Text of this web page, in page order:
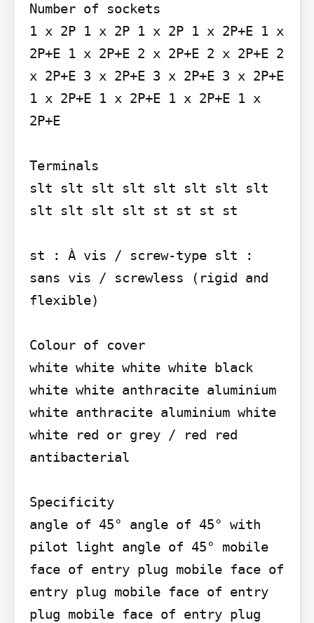
Number of sockets
1 x 2P 1 x 2P 1 x 2P 1 x 2P+E 1 x
2P+E 1 x 2P+E 2 x 2P+E 2 x 2P+E 2
x 2P+E 3 x 2P+E 3 x 2P+E 3 x 2P+E
1 x 2P+E 1 x 2P+E 1 x 2P+E 1 x
2P+E
Terminals
slt slt slt slt slt slt slt slt
slt slt slt slt st st st st
st : À vis / screw-type slt :
sans vis / screwless (rigid and
flexible)
Colour of cover
white white white white black
white white anthracite aluminium
white anthracite aluminium white
white red or grey / red red
antibacterial
Specificity
angle of 45° angle of 45° with
pilot light angle of 45° mobile
face of entry plug mobile face of
entry plug mobile face of entry
plug mobile face of entry plug